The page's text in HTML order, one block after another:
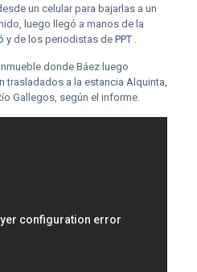
un celular para bajarlas a un
luego llegó a manos de la
y de los periodistas de PPT .
donde Báez luego
trasladados a la estancia Alquinta,
Gallegos, según el informe.